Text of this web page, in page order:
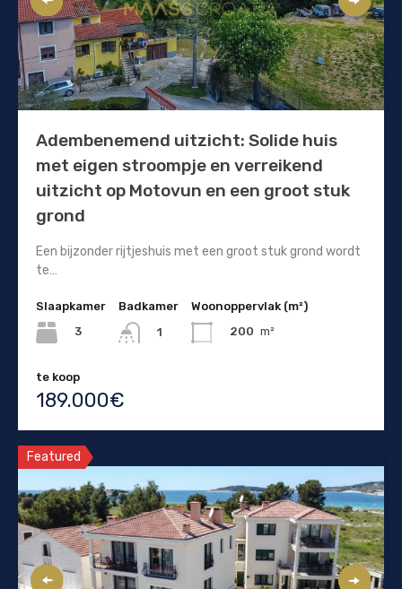
Adembenemend uitzicht: Solide huis
met eigen stroompje en verreikend
uitzicht op Motovun en een groot stuk
grond
Een bijzonder rijtjeshuis met een groot stuk grond wordt
te…
Slaapkamer
3
Badkamer
1
Woonoppervlak (m²)
200 m²
te koop
189.000€
Featured